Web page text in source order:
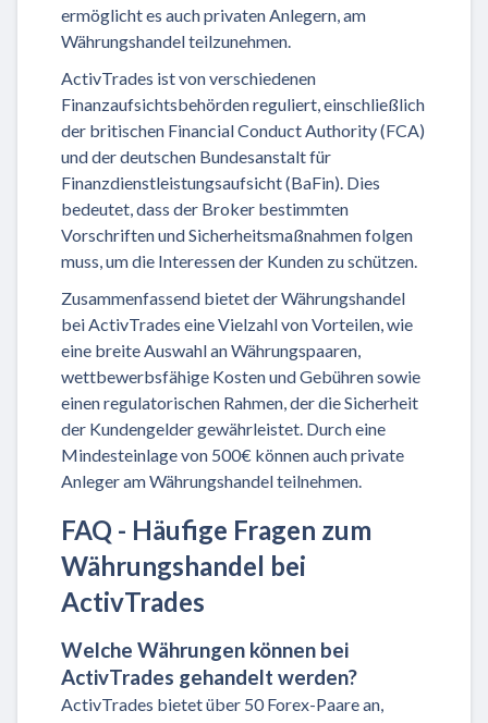
ermöglicht es auch privaten Anlegern, am
Währungshandel teilzunehmen.
ActivTrades ist von verschiedenen
Finanzaufsichtsbehörden reguliert, einschließlich
der britischen Financial Conduct Authority (FCA)
und der deutschen Bundesanstalt für
Finanzdienstleistungsaufsicht (BaFin). Dies
bedeutet, dass der Broker bestimmten
Vorschriften und Sicherheitsmaßnahmen folgen
muss, um die Interessen der Kunden zu schützen.
Zusammenfassend bietet der Währungshandel
bei ActivTrades eine Vielzahl von Vorteilen, wie
eine breite Auswahl an Währungspaaren,
wettbewerbsfähige Kosten und Gebühren sowie
einen regulatorischen Rahmen, der die Sicherheit
der Kundengelder gewährleistet. Durch eine
Mindesteinlage von 500€ können auch private
Anleger am Währungshandel teilnehmen.
FAQ - Häufige Fragen zum
Währungshandel bei
ActivTrades
Welche Währungen können bei
ActivTrades gehandelt werden?
ActivTrades bietet über 50 Forex-Paare an,